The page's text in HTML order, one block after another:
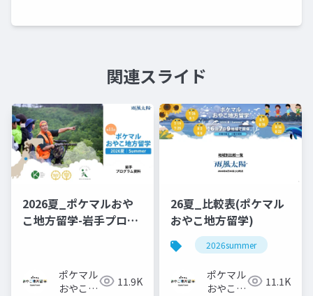
関連スライド
2026夏_ポケマルおや
こ地方留学-岩手プログ
ポケマル
おやこ地
11.9K
26夏_比較表(ポケマル
おやこ地方留学)
2026summer
ポケマル
おやこ地
11.1K